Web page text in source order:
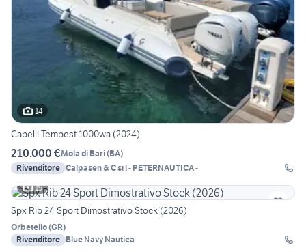
14
Capelli Tempest 1000wa (2024)
210.000 €Mola di Bari(BA)
Rivenditore Calpasen & C srl - PETERNAUTICA -
19
Spx Rib 24 Sport Dimostrativo Stock (2026)
Orbetello(GR)
Rivenditore Blue Navy Nautica